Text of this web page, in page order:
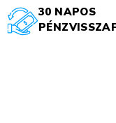
30 NAPOS